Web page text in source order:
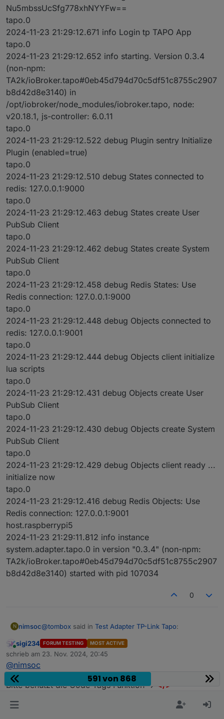
Nu5mbssUcSfg778xhNYYFw==
tapo.0
2024-11-23 21:29:12.671 info Login tp TAPO App
tapo.0
2024-11-23 21:29:12.652 info starting. Version 0.3.4
(non-npm:
TA2k/ioBroker.tapo#0eb45d794d70c5df51c8755c2907
b8d42d8e3140) in
/opt/iobroker/node_modules/iobroker.tapo, node:
v20.18.1, js-controller: 6.0.11
tapo.0
2024-11-23 21:29:12.522 debug Plugin sentry Initialize
Plugin (enabled=true)
tapo.0
2024-11-23 21:29:12.510 debug States connected to
redis: 127.0.0.1:9000
tapo.0
2024-11-23 21:29:12.463 debug States create User
PubSub Client
tapo.0
2024-11-23 21:29:12.462 debug States create System
PubSub Client
tapo.0
2024-11-23 21:29:12.458 debug Redis States: Use
Redis connection: 127.0.0.1:9000
tapo.0
2024-11-23 21:29:12.448 debug Objects connected to
redis: 127.0.0.1:9001
tapo.0
2024-11-23 21:29:12.444 debug Objects client initialize
lua scripts
tapo.0
2024-11-23 21:29:12.431 debug Objects create User
PubSub Client
tapo.0
2024-11-23 21:29:12.430 debug Objects create System
PubSub Client
tapo.0
2024-11-23 21:29:12.429 debug Objects client ready ...
initialize now
tapo.0
2024-11-23 21:29:12.416 debug Redis Objects: Use
Redis connection: 127.0.0.1:9001
host.raspberrypi5
2024-11-23 21:29:11.812 info instance
system.adapter.tapo.0 in version "0.3.4" (non-npm:
TA2k/ioBroker.tapo#0eb45d794d70c5df51c8755c2907
b8d42d8e3140) started with pid 107034
0
N nimsoc@tombox said in Test Adapter TP-Link Tapo:
@nimsocmal die GitHub version installieren und
usage" anzeigt
Hi, danke erstmal.
Geht leider immer noch nicht.
Es war bereits von GitHub installiert.
Mich wundert ein wenig das:
2024-11-23 21:29:13.869 error 52 - Get Device Info
Online
sigi234 FORUM TESTING MOST ACTIVE
schrieb am 23. Nov. 2024, 20:45
zuletzt editiert von
@nimsoc
Bitte benutzt die Code Tags Funktion -> </>
591 von 868